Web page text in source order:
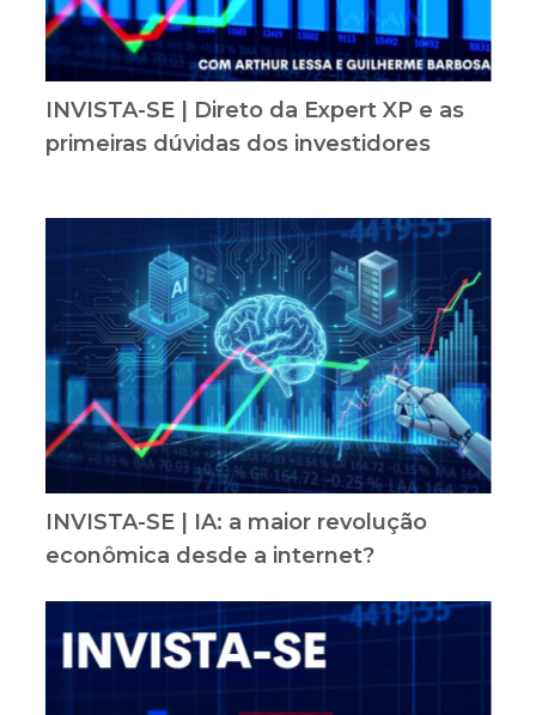
INVISTA-SE | Direto da Expert XP e as
primeiras dúvidas dos investidores
INVISTA-SE | IA: a maior revolução
econômica desde a internet?